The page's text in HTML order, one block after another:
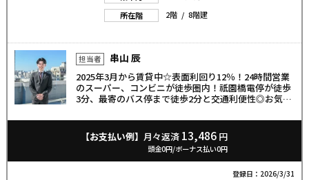
所在階
2階 / 8階建
担当者 串山 辰
2025年3月から賃貸中☆表面利回り12％！24時間営業
のスーパー、コンビニが徒歩圏内！祇園橋電停が徒歩
3分、最寄のバス停まで徒歩2分と交通利便性◎お気軽
【お支払い例】月々返済 13,486 円
頭金0円/ボーナス払い0円
登録日：2026/3/31